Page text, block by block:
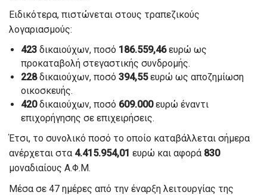
Ειδικότερα, πιστώνεται στους τραπεζικούς
λογαριασμούς:
423 δικαιούχων, ποσό 186.559,46ευρώ ως
προκαταβολή στεγαστικής συνδρομής.
228δικαιούχων, ποσό 394,55ευρώ ως αποζημίωση
οικοσκευής.
420δικαιούχων, ποσό 609.000ευρώ έναντι
επιχορήγησης σε επιχειρήσεις.
Έτσι, το συνολικό ποσό το οποίο καταβάλλεται σήμερα
ανέρχεται στα 4.415.954,01 ευρώ και αφορά 830
μοναδιαίους Α.Φ.Μ.
Μέσα σε 47 ημέρες από την έναρξη λειτουργίας της